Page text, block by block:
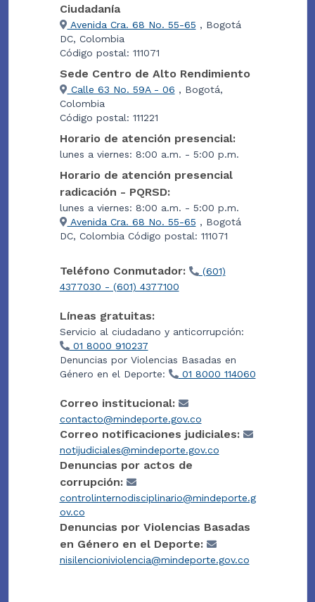
Ciudadanía
Avenida Cra. 68 No. 55-65 , Bogotá
DC, Colombia
Código postal: 111071
Sede Centro de Alto Rendimiento
Calle 63 No. 59A - 06 , Bogotá,
Colombia
Código postal: 111221
Horario de atención presencial:
lunes a viernes: 8:00 a.m. - 5:00 p.m.
Horario de atención presencial
radicación - PQRSD:
lunes a viernes: 8:00 a.m. - 5:00 p.m.
Avenida Cra. 68 No. 55-65 , Bogotá
DC, Colombia Código postal: 111071
Teléfono Conmutador:
(601)
4377030 - (601) 4377100
Líneas gratuitas:
Servicio al ciudadano y anticorrupción:
01 8000 910237
Denuncias por Violencias Basadas en
Género en el Deporte:
01 8000 114060
Correo institucional:
contacto@mindeporte.gov.co
Correo notificaciones judiciales:
notijudiciales@mindeporte.gov.co
Denuncias por actos de
corrupción:
controlinternodisciplinario@mindeporte.g
ov.co
Denuncias por Violencias Basadas
en Género en el Deporte:
nisilencioniviolencia@mindeporte.gov.co